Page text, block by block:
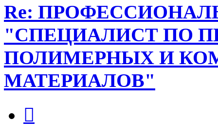
Re:
"СПЕЦИАЛИСТ ПО
ПОЛИМЕРНЫХ И
МАТЕРИАЛОВ"